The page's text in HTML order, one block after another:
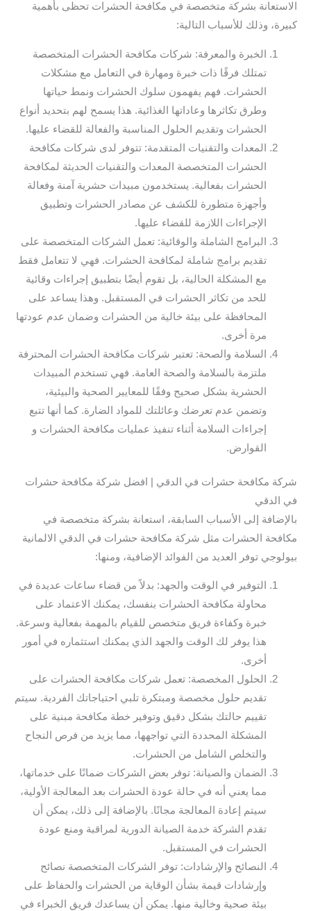
الاستعانة بشركة متخصصة في مكافحة الحشرات تحظى بأهمية
كبيرة، وذلك للأسباب التالية:
الخبرة والمعرفة: شركات مكافحة الحشرات المتخصصة
تمتلك فرقًا ذات خبرة ومهارة في التعامل مع مشكلات
الحشرات. فهم يفهمون سلوك الحشرات ونمط حياتها
وطرق تكاثرها وعاداتها الغذائية. هذا يسمح لهم بتحديد أنواع
الحشرات وتقديم الحلول المناسبة والفعالة للقضاء عليها.
المعدات والتقنيات المتقدمة: تتوفر لدى شركات مكافحة
الحشرات المتخصصة المعدات والتقنيات الحديثة لمكافحة
الحشرات بفعالية. يستخدمون مبيدات حشرية آمنة وفعالة
وأجهزة متطورة للكشف عن مصادر الحشرات وتطبيق
الإجراءات اللازمة للقضاء عليها.
البرامج الشاملة والوقائية: تعمل الشركات المتخصصة على
تقديم برامج شاملة لمكافحة الحشرات. فهي لا تتعامل فقط
مع المشكلة الحالية، بل تقوم أيضًا بتطبيق إجراءات وقائية
للحد من تكاثر الحشرات في المستقبل. وهذا يساعد على
المحافظة على بيئة خالية من الحشرات وضمان عدم عودتها
مرة أخرى.
السلامة والصحة: تعتبر شركات مكافحة الحشرات المحترفة
ملتزمة بالسلامة والصحة العامة. فهي تستخدم المبيدات
الحشرية بشكل صحيح وفقًا للمعايير الصحية والبيئية،
وتضمن عدم تعرضك وعائلتك للمواد الضارة. كما أنها تتبع
إجراءات السلامة أثناء تنفيذ عمليات مكافحة الحشرات و
القوارض.
شركة مكافحة حشرات في الدقي | افضل شركة مكافحة حشرات
في الدقي
بالإضافة إلى الأسباب السابقة، استعانة بشركة متخصصة في
مكافحة الحشرات مثل شركة مكافحة حشرات في الدقي الالمانية
بيولوجي توفر العديد من الفوائد الإضافية، ومنها:
التوفير في الوقت والجهد: بدلاً من قضاء ساعات عديدة في
محاولة مكافحة الحشرات بنفسك، يمكنك الاعتماد على
خبرة وكفاءة فريق متخصص للقيام بالمهمة بفعالية وسرعة.
هذا يوفر لك الوقت والجهد الذي يمكنك استثماره في أمور
أخرى.
الحلول المخصصة: تعمل شركات مكافحة الحشرات على
تقديم حلول مخصصة ومبتكرة تلبي احتياجاتك الفردية. سيتم
تقييم حالتك بشكل دقيق وتوفير خطة مكافحة مبنية على
المشكلة المحددة التي تواجهها، مما يزيد من فرص النجاح
والتخلص الشامل من الحشرات.
الضمان والصيانة: توفر بعض الشركات ضمانًا على خدماتها،
مما يعني أنه في حالة عودة الحشرات بعد المعالجة الأولية،
سيتم إعادة المعالجة مجانًا. بالإضافة إلى ذلك، يمكن أن
تقدم الشركة خدمة الصيانة الدورية لمراقبة ومنع عودة
الحشرات في المستقبل.
النصائح والإرشادات: توفر الشركات المتخصصة نصائح
وإرشادات قيمة بشأن الوقاية من الحشرات والحفاظ على
بيئة صحية وخالية منها. يمكن أن يساعدك فريق الخبراء في